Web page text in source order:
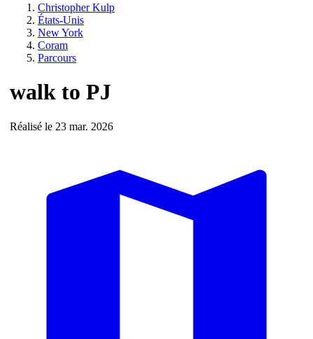
Christopher Kulp
États-Unis
New York
Coram
Parcours
walk to PJ
Réalisé le 23 mar. 2026